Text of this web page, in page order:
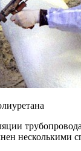
несколькими